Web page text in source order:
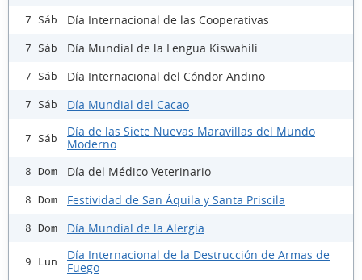
7 Sáb Día Internacional de las Cooperativas
7 Sáb Día Mundial de la Lengua Kiswahili
7 Sáb Día Internacional del Cóndor Andino
7 Sáb Día Mundial del Cacao
7 Sáb
Día de las Siete Nuevas Maravillas del Mundo
Moderno
8 Dom Día del Médico Veterinario
8 Dom Festividad de San Áquila y Santa Priscila
8 Dom Día Mundial de la Alergia
9 Lun
Día Internacional de la Destrucción de Armas de
Fuego